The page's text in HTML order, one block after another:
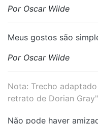
Por Oscar Wilde
Meus gostos são
Por Oscar Wilde
Nota: Trecho
retrato de Dorian
Não pode haver